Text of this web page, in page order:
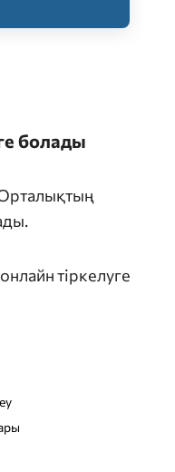
болады
Орталықтың
тіркелуге